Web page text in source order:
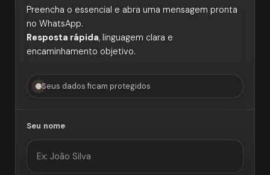
Preencha o essencial e abra uma mensagem pronta
no WhatsApp.
Resposta rápida, linguagem clara e
encaminhamento objetivo.
Seus dados ficam protegidos
Seu nome